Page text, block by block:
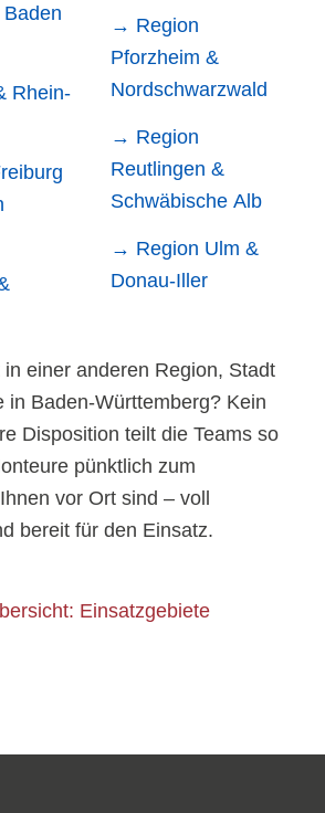
Rhein-
→ Region
Pforzheim &
Nordschwarzwald
→ Region
Reutlingen &
Schwäbische Alb
→ Region Ulm &
Donau-Iller
einer anderen Region, Stadt
in Baden-Württemberg? Kein
Disposition teilt die Teams so
pünktlich zum
vor Ort sind – voll
bereit für den Einsatz.
Einsatzgebiete